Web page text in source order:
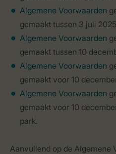
Algemene Voorwaarden
gemaakt tussen 3 juli
Algemene Voorwaarden
gemaakt tussen 10
Algemene Voorwaarden
gemaakt voor 10
Algemene Voorwaarden
gemaakt voor 10
park.
Aanvullend op de Algemene